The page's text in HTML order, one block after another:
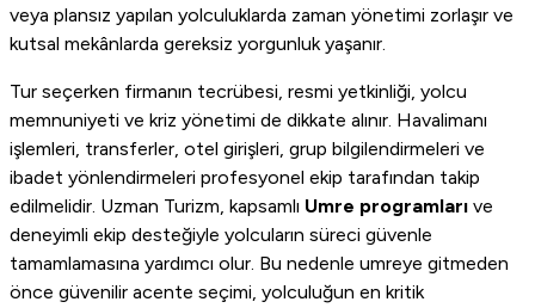
veya plansız yapılan yolculuklarda zaman yönetimi zorlaşır ve
kutsal mekânlarda gereksiz yorgunluk yaşanır.
Tur seçerken firmanın tecrübesi, resmi yetkinliği, yolcu
memnuniyeti ve kriz yönetimi de dikkate alınır. Havalimanı
işlemleri, transferler, otel girişleri, grup bilgilendirmeleri ve
ibadet yönlendirmeleri profesyonel ekip tarafından takip
edilmelidir. Uzman Turizm, kapsamlı Umre programları ve
deneyimli ekip desteğiyle yolcuların süreci güvenle
tamamlamasına yardımcı olur. Bu nedenle umreye gitmeden
önce güvenilir acente seçimi, yolculuğun en kritik